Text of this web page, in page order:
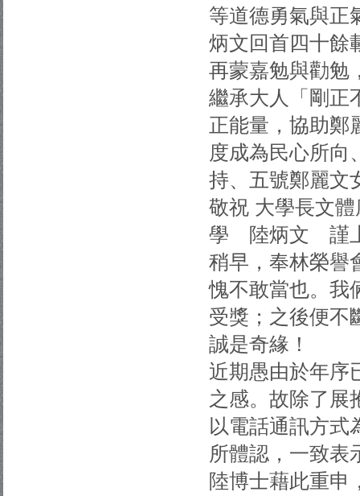
等道德勇氣與正
炳文回首四十餘
再蒙嘉勉與勸勉
繼承大人「剛正
正能量，協助鄭
度成為民心所向
持、五號鄭麗文
敬祝 大學長文
學 陸炳文 謹上
稍早，奉林榮譽
愧不敢當也。我
受獎；之後便不
誠是奇緣！
近期愚由於年序
之感。故除了展
以電話通訊方式
所體認，一致表
陸博士藉此重申